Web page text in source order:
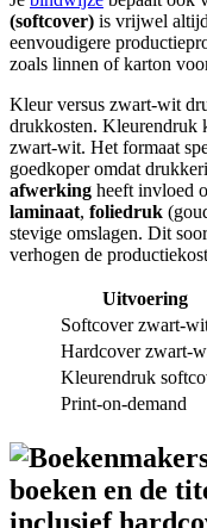
(softcover) is vrijwel
eenvoudigere
zoals linnen of karton
Kleur versus zwart-wit
drukkosten. Kleurendruk
zwart-wit. Het formaat
goedkoper omdat
afwerking heeft invloed
laminaat, foliedruk
stevige omslagen. Dit
verhogen de
Uitvoering
Softcover zwart-
Hardcover zwart-
Kleurendruk
Print-on-demand